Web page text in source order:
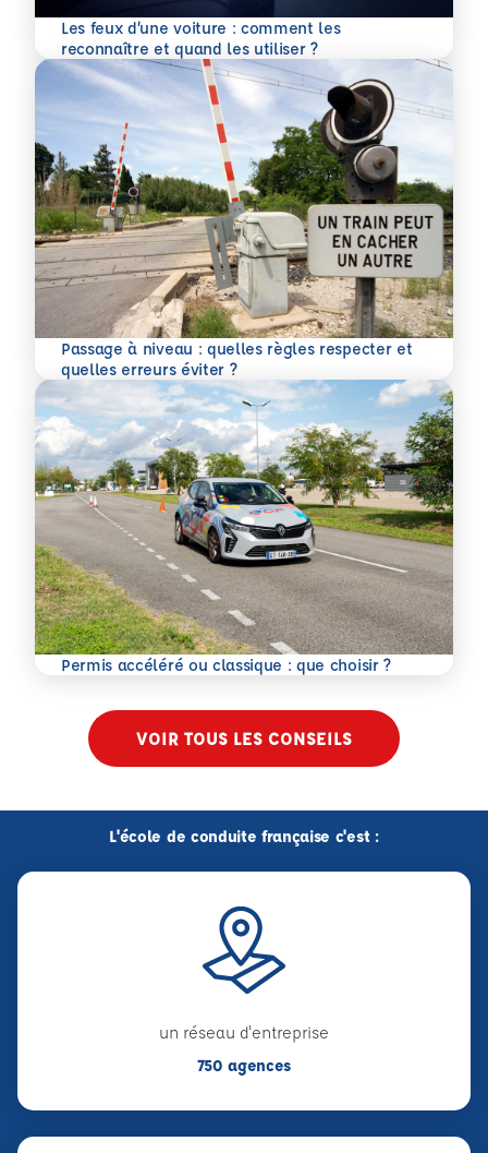
Les feux d’une voiture : comment les
reconnaître et quand les utiliser ?
En savoir plus
Passage à niveau : quelles règles respecter et
quelles erreurs éviter ?
En savoir plus
Permis accéléré ou classique : que choisir ?
En savoir plus
VOIR TOUS LES CONSEILS
L'école de conduite française c'est :
un réseau d'entreprise
750 agences